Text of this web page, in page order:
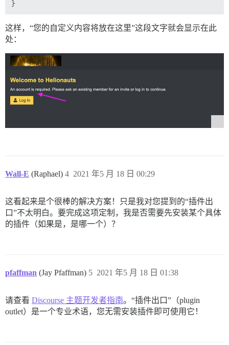
这样，“您的自定义内容将放在这里”这段文字就会显示在此
处：
Wall-E (Raphael) 2021 年5 月 18 日 00:29
4
这看起来是个很棒的解决方案！只是我对您提到的“插件出
口”不太明白。要完成这项定制，我是否需要先安装某个具体
的插件（如果是，是哪一个）？
pfaffman (Jay Pfaffman) 2021 年5 月 18 日 01:38
5
请查看 Discourse 主题开发者指南。“插件出口”（plugin
outlet）是一个专业术语，您无需安装插件即可使用它！